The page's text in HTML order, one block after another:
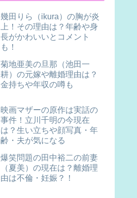
幾田りら（ikura）の胸が炎
上！その理由は？年齢や身
長がかわいいとコメント
も！
菊地亜美の旦那（池田一
耕）の元嫁や離婚理由は？
金持ちや年収の噂も
映画マザーの原作は実話の
事件！立川千明の今現在
は？生い立ちや顔写真・年
齢・夫が気になる
爆笑問題の田中裕二の前妻
（夏美）の現在は？離婚理
由は不倫・妊娠？！